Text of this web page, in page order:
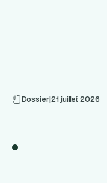
Dossier 21 juillet 2026